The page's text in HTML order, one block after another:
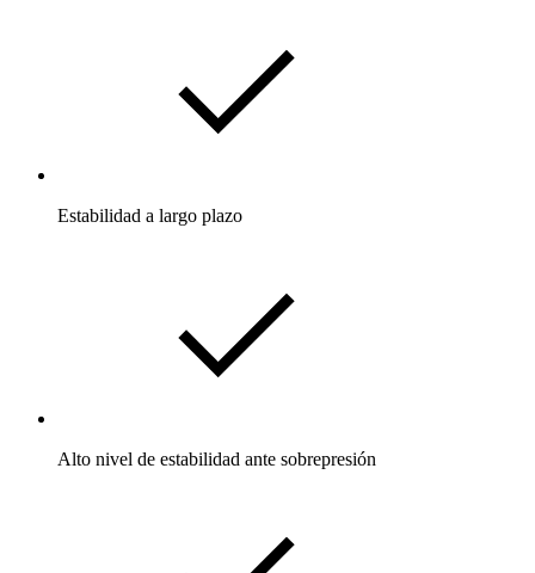
Estabilidad a largo plazo
Alto nivel de estabilidad ante sobrepresión